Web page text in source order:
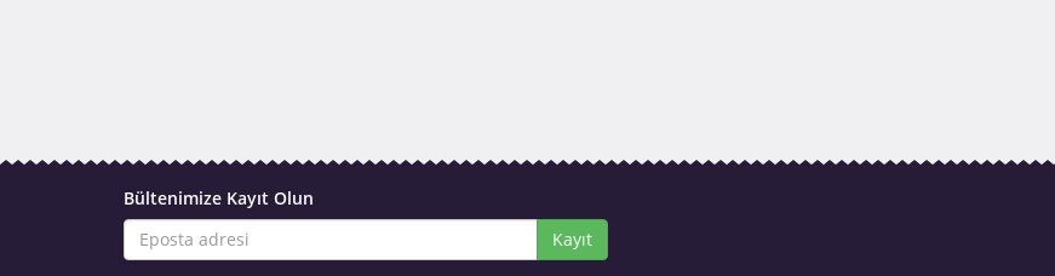
Bültenimize Kayıt Olun
Kayıt